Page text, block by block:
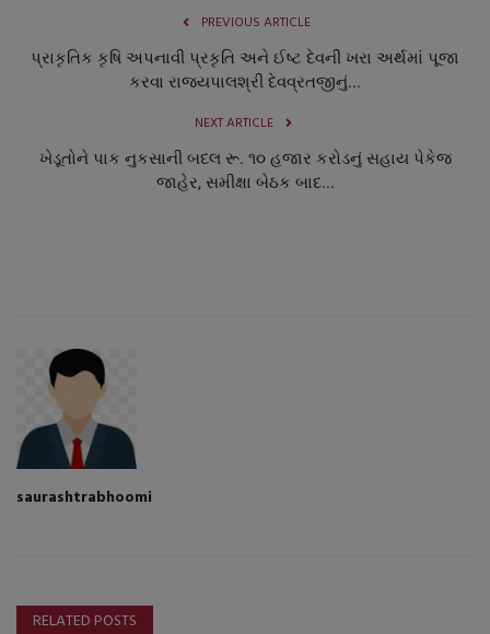
PREVIOUS ARTICLE
પ્રાકૃતિક કૃષિ અપનાવી પ્રકૃતિ અને ઈષ્ટ દેવની ખરા અર્થમાં પૂજા
કરવા રાજયપાલશ્રી દેવવ્રતજીનું...
NEXT ARTICLE
ખેડૂતોને પાક નુકસાની બદલ રૂ. ૧૦ હજાર કરોડનું સહાય પેકેજ
જાહેર, સમીક્ષા બેઠક બાદ...
saurashtrabhoomi
RELATED POSTS